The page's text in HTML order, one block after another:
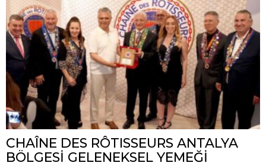
CHAÎNE DES RÔTISSEURS ANTALYA
BÖLGESİ GELENEKSEL YEMEĞİ